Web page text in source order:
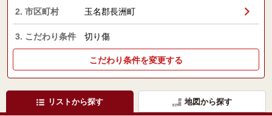
2. 市区町村 玉名郡長洲町
3. こだわり条件 切り傷
こだわり条件を変更する
リストから探す 地図から探す